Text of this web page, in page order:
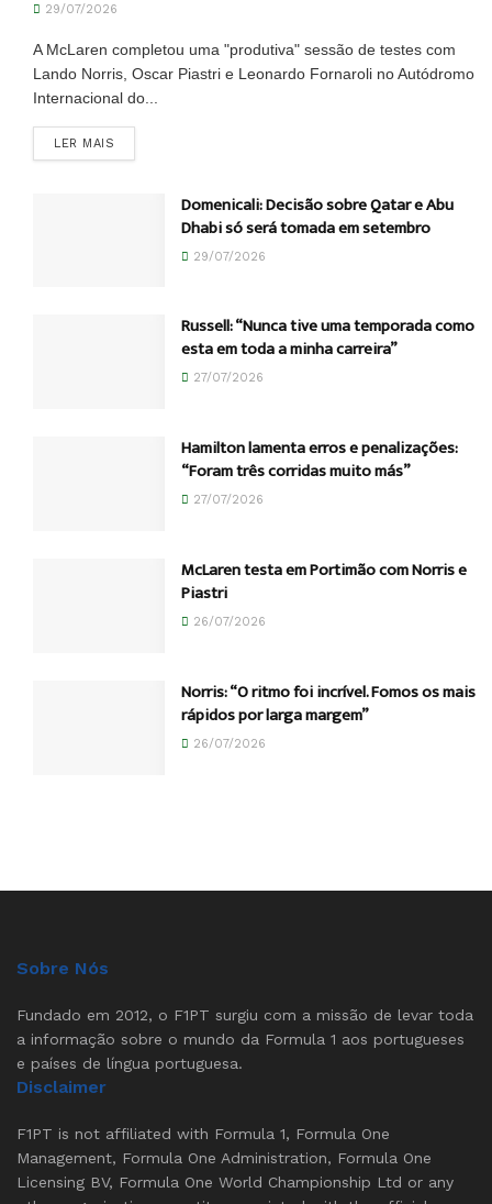
29/07/2026
A McLaren completou uma "produtiva" sessão de testes com
Lando Norris, Oscar Piastri e Leonardo Fornaroli no Autódromo
Internacional do...
LER MAIS
Domenicali: Decisão sobre Qatar e Abu
Dhabi só será tomada em setembro
29/07/2026
Russell: “Nunca tive uma temporada como
esta em toda a minha carreira”
27/07/2026
Hamilton lamenta erros e penalizações:
“Foram três corridas muito más”
27/07/2026
McLaren testa em Portimão com Norris e
Piastri
26/07/2026
Norris: “O ritmo foi incrível. Fomos os mais
rápidos por larga margem”
26/07/2026
Sobre Nós
Fundado em 2012, o F1PT surgiu com a missão de levar toda
a informação sobre o mundo da Formula 1 aos portugueses
e países de língua portuguesa.
Disclaimer
F1PT is not affiliated with Formula 1, Formula One
Management, Formula One Administration, Formula One
Licensing BV, Formula One World Championship Ltd or any